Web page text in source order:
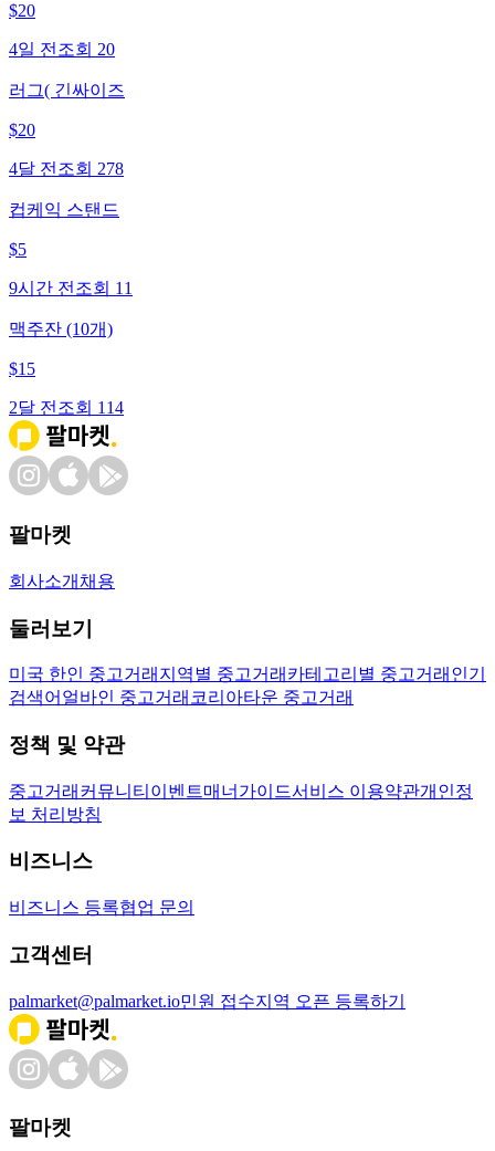
$20
4일 전 조회 20
러그( 긴싸이즈
$20
4달 전 조회 278
컵케익 스탠드
$5
9시간 전 조회 11
맥주잔 (10개)
$15
2달 전 조회 114
팔마켓
회사소개 채용
둘러보기
미국 한인 중고거래 지역별 중고거래 카테고리별 중고거래 인기
검색어 얼바인 중고거래 코리아타운 중고거래
정책 및 약관
중고거래 커뮤니티 이벤트매너가이드서비스 이용약관개인정
보 처리방침
비즈니스
비즈니스 등록협업 문의
고객센터
palmarket@palmarket.io민원 접수지역 오픈 등록하기
팔마켓